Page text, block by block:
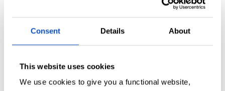
Consent Details About
This website uses cookies
We use cookies to give you a functional website,
SÅ DU NRK-DOKUMENTAREN «AGENTEN»?
Didrik M. Hallstrøm: – Alt det med CIA